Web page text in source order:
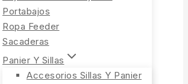
Portabajos
Ropa Feeder
Sacaderas
Panier Y Sillas
Accesorios Sillas Y Panier